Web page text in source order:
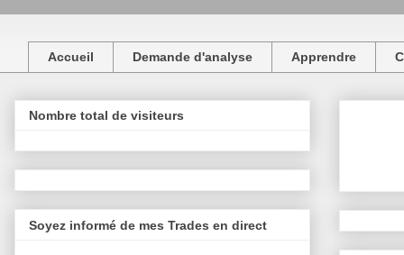
Accueil Demande d'analyse Apprendre
Nombre total de visiteurs
Soyez informé de mes Trades en direct